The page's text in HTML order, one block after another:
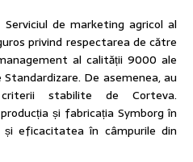
de marketing agricol al
privind respectarea de către
al calității 9000 ale
De asemenea, au
stabilite de Corteva.
și fabricația Symborg în
și eficacitatea în câmpurile din